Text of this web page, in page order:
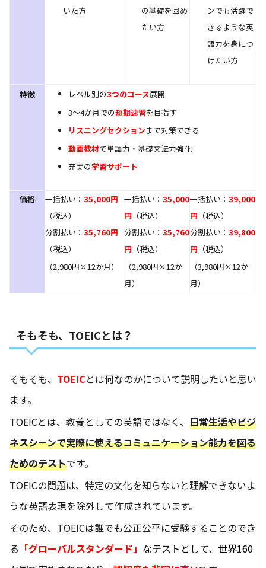
いた方
の基礎を固め
たい方
ンでも活躍で
きるような英
語力を身につ
けたい方
特徴 レベル別の3つのコース展開
3～4か月での短期速習を目指す
リスニングセクションまで対策できる
動画教材で単語力・基礎文法力強化
充実の学習サポート
価格 一括払い： 35,000円
（税込）
分割払い： 35,760円
（税込）
（2,980円×12か月）
一括払い： 35,000
円 （税込）
分割払い： 35,760
円 （税込）
（2,980円×12か
月）
一括払い： 39,000
円 （税込）
分割払い： 39,800
円 （税込）
（3,980円×12か
月）
そもそも、TOEICとは？
そもそも、 TOEICとは何なのかについて説明したいと思い
ます。
TOEICとは、教養としての英語ではなく、 日常生活やビジ
ネスシーンで実際に使えるコミュニケーション能力を図る
ためのテストです。
TOEICの問題は、特定の文化を知らないと理解できないよ
うな英語表現を除外して作成されています。
そのため、TOEICは誰でも公正公平に受験することのでき
る 「グローバルスタンダード」 なテスト として、 世界160